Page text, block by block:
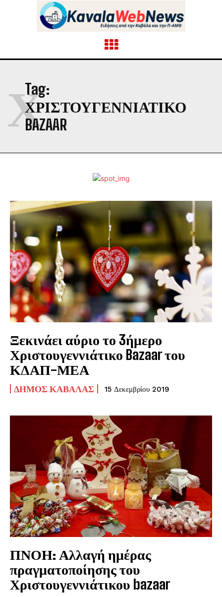
Tag:
ΧΡΙΣΤΟΥΓΕΝΝΙΆΤΙΚΟ
BAZAAR
Χ
Ξεκινάει αύριο το 3ήμερο
Χριστουγεννιάτικο Bazaar του
ΚΔΑΠ-ΜΕΑ
ΔΉΜΟΣ ΚΑΒΆΛΑΣ 15 Δεκεμβρίου 2019
ΠΝΟΗ: Αλλαγή ημέρας
πραγματοποίησης του
Χριστουγεννιάτικου bazaar